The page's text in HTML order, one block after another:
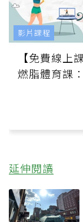
【免費線上
燃脂體育課
影片課程
延伸閱讀